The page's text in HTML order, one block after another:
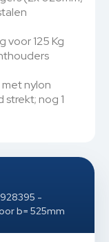
voor 125 Kg
nylon
nog 1
-
b= 525mm